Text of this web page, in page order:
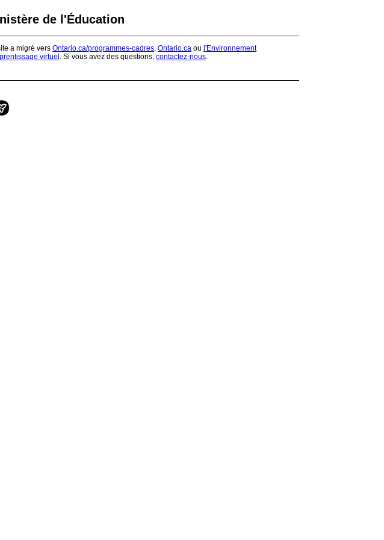
de l'Éducation
a migré vers Ontario.ca/programmes-cadres, Ontario.ca ou l'Environnement
virtuel . Si vous avez des questions, contactez-nous.